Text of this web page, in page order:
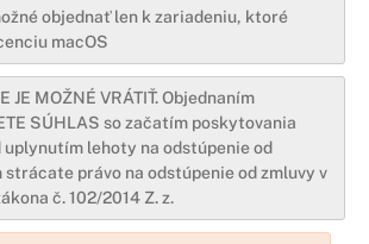
objednať len k zariadeniu, ktoré
macOS
JE MOŽNÉ VRÁTIŤ. Objednaním
SÚHLAS so začatím poskytovania
uplynutím lehoty na odstúpenie od
strácate právo na odstúpenie od zmluvy v
č. 102/2014 Z. z.